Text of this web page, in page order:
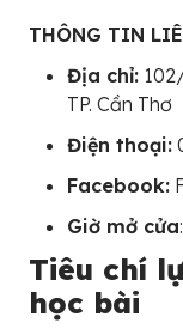
THÔNG TIN
Địa chỉ:
TP. Cần Thơ
Điện thoại:
Facebook:
Giờ mở cửa
Tiêu chí
học bài